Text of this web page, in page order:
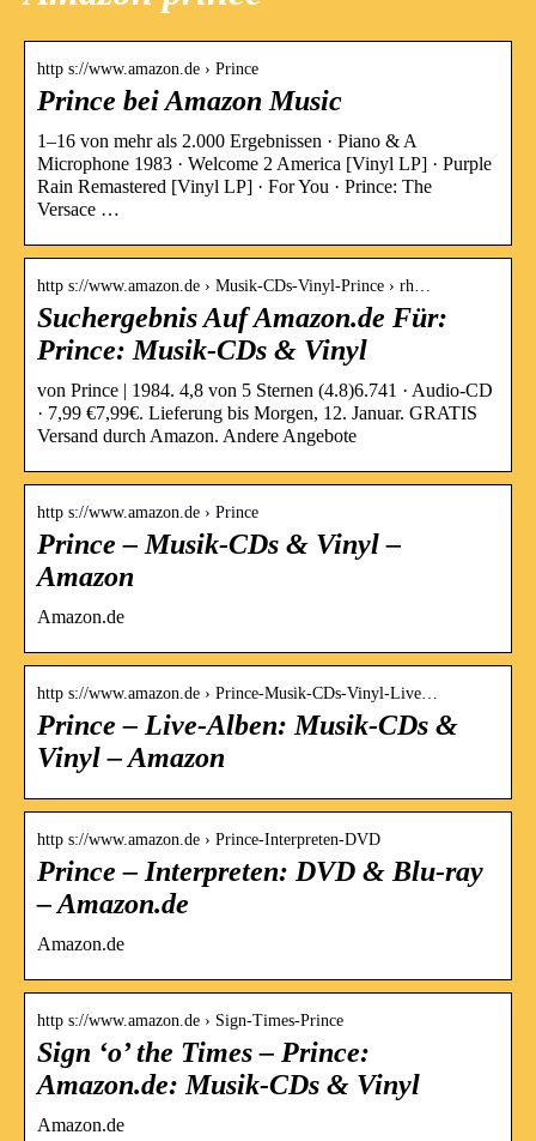
http s://www.amazon.de › Prince
Prince bei Amazon Music
1–16 von mehr als 2.000 Ergebnissen · Piano & A
Microphone 1983 · Welcome 2 America [Vinyl LP] · Purple
Rain Remastered [Vinyl LP] · For You · Prince: The
Versace …
http s://www.amazon.de › Musik-CDs-Vinyl-Prince › rh…
Suchergebnis Auf Amazon.de Für:
Prince: Musik-CDs & Vinyl
von Prince | 1984. 4,8 von 5 Sternen (4.8)6.741 · Audio-CD
· 7,99 €7,99€. Lieferung bis Morgen, 12. Januar. GRATIS
Versand durch Amazon. Andere Angebote
http s://www.amazon.de › Prince
Prince – Musik-CDs & Vinyl –
Amazon
Amazon.de
http s://www.amazon.de › Prince-Musik-CDs-Vinyl-Live…
Prince – Live-Alben: Musik-CDs &
Vinyl – Amazon
http s://www.amazon.de › Prince-Interpreten-DVD
Prince – Interpreten: DVD & Blu-ray
– Amazon.de
Amazon.de
http s://www.amazon.de › Sign-Times-Prince
Sign ‘o’ the Times – Prince:
Amazon.de: Musik-CDs & Vinyl
Amazon.de